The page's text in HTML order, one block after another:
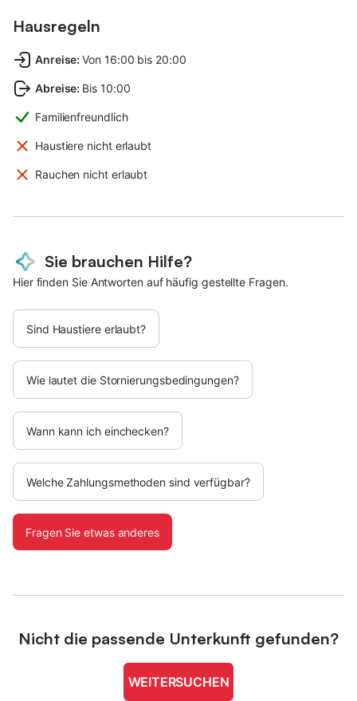
Hausregeln
Anreise: Von 16:00 bis 20:00
Abreise: Bis 10:00
Familienfreundlich
Haustiere nicht erlaubt
Rauchen nicht erlaubt
Sie brauchen Hilfe?
Hier finden Sie Antworten auf häufig gestellte Fragen.
Sind Haustiere erlaubt?
Wie lautet die Stornierungsbedingungen?
Wann kann ich einchecken?
Welche Zahlungsmethoden sind verfügbar?
Fragen Sie etwas anderes
Nicht die passende Unterkunft gefunden?
WEITERSUCHEN